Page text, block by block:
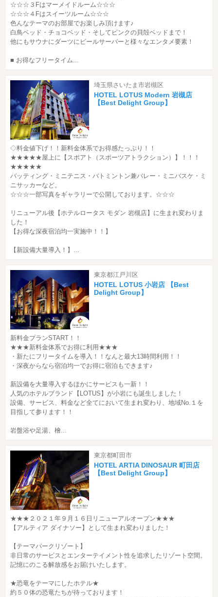
☆☆☆３Fはマーメイドルーム☆☆☆
☆☆☆４Fはスイーツルーム☆☆☆
色んなテーマのお部屋でお楽しみ頂けます♪
白鳥ベッド・チョコベッド・そしてピンクの貝殻ベッドまで！
他にもサウナにダーツにビールサーバーと様々なエンタメ要素！
■ お得なフリータイム...
埼玉県さいたま市岩槻区
HOTEL LOTUS Modern 岩槻店
【Best Delight Group】
◇料金値下げ！！新料金体系でお得感たっぷり！！
★★★★★屋上に【スポアト（スポーツアトラクション）】！！！
★★★★★
バッティング・ミニテニス・バトミントン兼バレー・ミニバスケ・ミ
ニサッカーなど。
☆☆☆一部写真をギャラリーで公開しております。☆☆☆
リニューアル後【ホテルロータス モダン 岩槻店】に生まれ変わりま
した！
【お得な深夜宿泊均一実施中！！】
【新設備大量導入！】...
東京都江戸川区
HOTEL LOTUS 小岩店 【Best
Delight Group】
新料金プランSTART！！
★★★新料金体系でお得に利用★★★
・新たにフリータイムを導入！！なんと最大13時間利用！！
・深夜からなら宿泊均一でお得に宿泊もできます♪
新設備を大量導入するほかにサービスも一新！！
人気のホテルブランド【LOTUS】が小岩にも誕生しました！
設備、サービス、料金など全てにおいて生まれ変わり、地域No.１を
目指して参ります！！
岩盤浴や足湯、檜...
東京都町田市
HOTEL ARTIA DINOSAUR 町田店
【Best Delight Group】
★★★２０２１年９月１６日リニューアルオープン★★★
【アルティア ダイナソー】として生まれ変わりました！
【テーマパークリゾート】
非日常のサービスとエンターテイメント性を追求したリゾート空間。
記憶にのこる解放感をお届けいたします。
★恐竜をテーマにしたホテル★
約５０体の恐竜たちが待っております！